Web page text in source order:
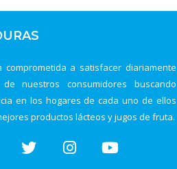
comprometida a satisfacer diariamente
nuestros consumidores buscando
en los hogares de cada uno de ellos
productos lácteos y jugos de fruta.